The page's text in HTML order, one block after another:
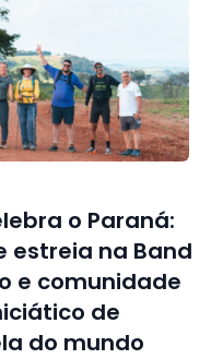
o Paraná:
estreia na Band
e comunidade
de
do mundo